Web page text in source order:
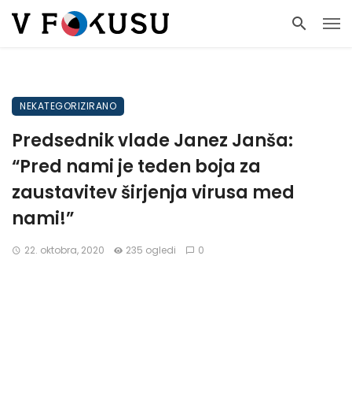
NEKATEGORIZIRANO
Predsednik vlade Janez Janša:
“Pred nami je teden boja za
zaustavitev širjenja virusa med
nami!”
22. oktobra, 2020 235 ogledi 0